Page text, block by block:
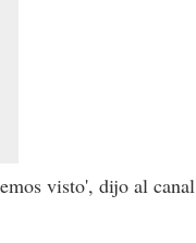
visto', dijo al canal